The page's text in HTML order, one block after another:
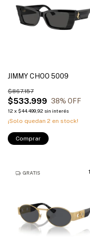
JIMMY CHOO 5009
$533.999
$867.157
38% OFF
12 x $44.499,92 sin interés
¡Solo quedan 2 en stock!
Comprar
1
GRATIS